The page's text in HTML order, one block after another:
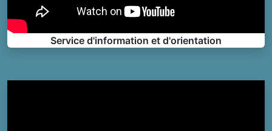
Service d'information et d'orientation